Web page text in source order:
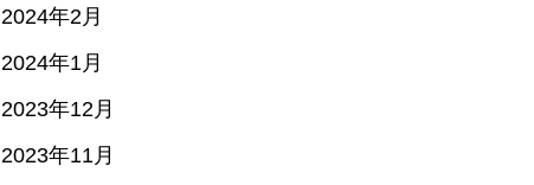
2024年2月
2024年1月
2023年12月
2023年11月